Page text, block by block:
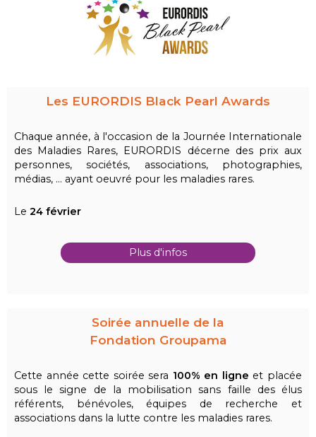
Les EURORDIS Black Pearl Awards
Chaque année, à l'occasion de la Journée Internationale
des Maladies Rares, EURORDIS décerne des prix aux
personnes, sociétés, associations, photographies,
médias, ... ayant oeuvré pour les maladies rares.
Le 24 février
Plus d'infos
Soirée annuelle de la
Fondation Groupama
Cette année cette soirée sera 100% en ligne et placée
sous le signe de la mobilisation sans faille des élus
référents, bénévoles, équipes de recherche et
associations dans la lutte contre les maladies rares.